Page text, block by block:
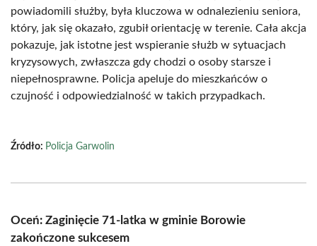
powiadomili służby, była kluczowa w odnalezieniu seniora,
który, jak się okazało, zgubił orientację w terenie. Cała akcja
pokazuje, jak istotne jest wspieranie służb w sytuacjach
kryzysowych, zwłaszcza gdy chodzi o osoby starsze i
niepełnosprawne. Policja apeluje do mieszkańców o
czujność i odpowiedzialność w takich przypadkach.
Źródło: Policja Garwolin
Oceń: Zaginięcie 71-latka w gminie Borowie
zakończone sukcesem